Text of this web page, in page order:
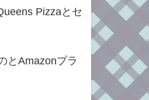
Pizzaとセ
とAmazonプラ